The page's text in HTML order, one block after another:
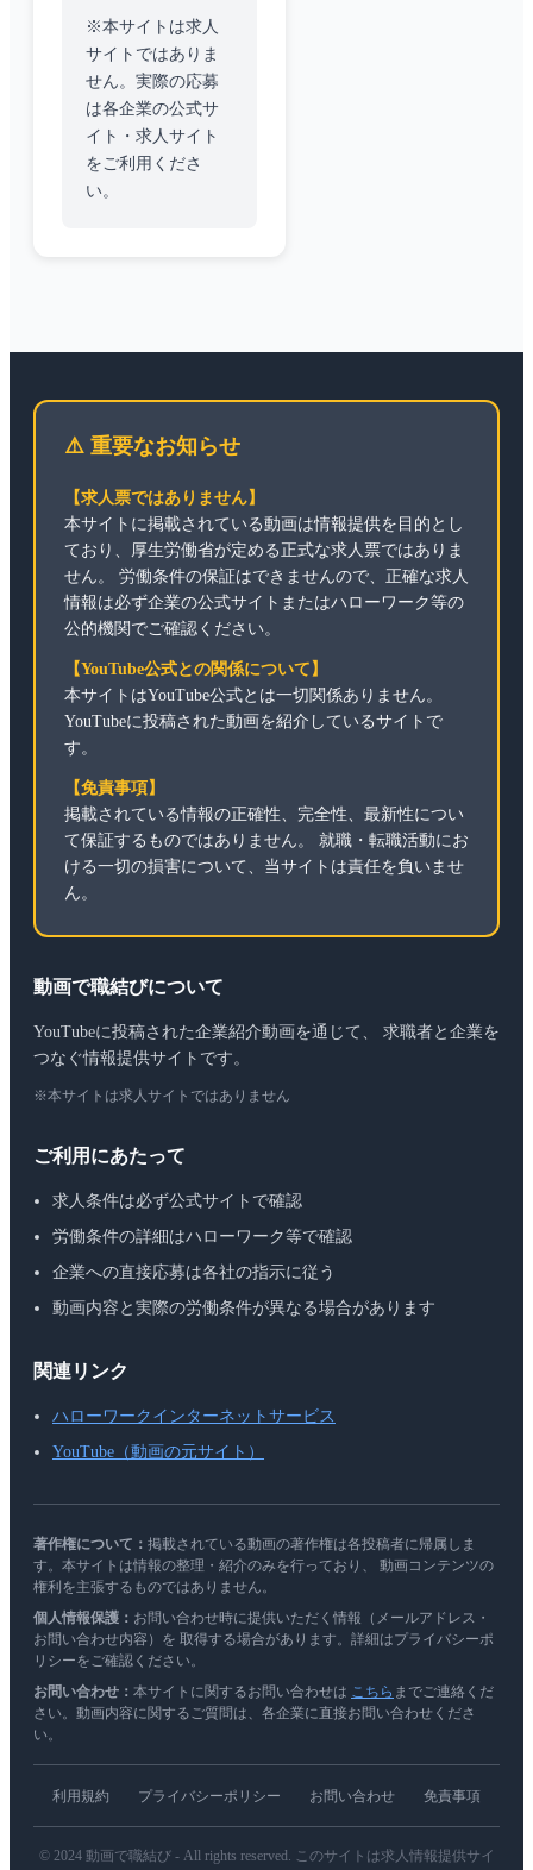
※本サイトは求人
サイトではありま
せん。実際の応募
は各企業の公式サ
イト・求人サイト
をご利用くださ
い。
⚠️ 重要なお知らせ
【求人票ではありません】
本サイトに掲載されている動画は情報提供を目的とし
ており、厚生労働省が定める正式な求人票ではありま
せん。 労働条件の保証はできませんので、正確な求人
情報は必ず企業の公式サイトまたはハローワーク等の
公的機関でご確認ください。
【YouTube公式との関係について】
本サイトはYouTube公式とは一切関係ありません。
YouTubeに投稿された動画を紹介しているサイトで
す。
【免責事項】
掲載されている情報の正確性、完全性、最新性につい
て保証するものではありません。 就職・転職活動にお
ける一切の損害について、当サイトは責任を負いませ
ん。
動画で職結びについて
YouTubeに投稿された企業紹介動画を通じて、 求職者と企業を
つなぐ情報提供サイトです。
※本サイトは求人サイトではありません
ご利用にあたって
求人条件は必ず公式サイトで確認
労働条件の詳細はハローワーク等で確認
企業への直接応募は各社の指示に従う
動画内容と実際の労働条件が異なる場合があります
関連リンク
ハローワークインターネットサービス
YouTube（動画の元サイト）
著作権について： 掲載されている動画の著作権は各投稿者に帰属しま
す。本サイトは情報の整理・紹介のみを行っており、 動画コンテンツの
権利を主張するものではありません。
個人情報保護： お問い合わせ時に提供いただく情報（メールアドレス・
お問い合わせ内容）を 取得する場合があります。詳細はプライバシーポ
リシーをご確認ください。
お問い合わせ： 本サイトに関するお問い合わせは こちら までご連絡くだ
さい。動画内容に関するご質問は、各企業に直接お問い合わせくださ
い。
利用規約 プライバシーポリシー お問い合わせ 免責事項
© 2024 動画で職結び - All rights reserved. このサイトは求人情報提供サイ